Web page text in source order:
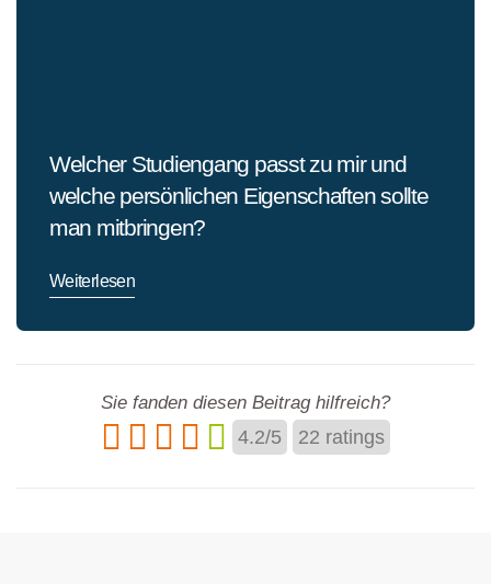
Welcher Studiengang passt zu mir und
welche persönlichen Eigenschaften sollte
man mitbringen?
Weiterlesen
Sie fanden diesen Beitrag hilfreich?
4.2/5 22 ratings